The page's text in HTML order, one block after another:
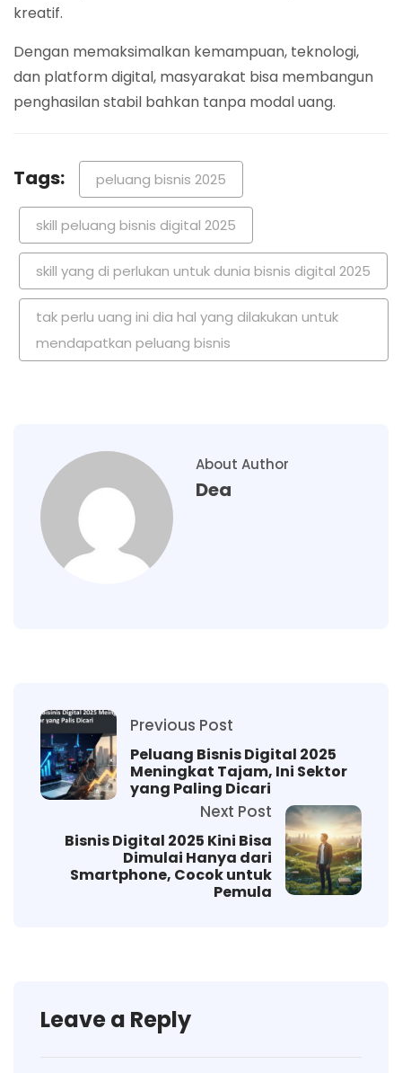
kreatif.
Dengan memaksimalkan kemampuan, teknologi,
dan platform digital, masyarakat bisa membangun
penghasilan stabil bahkan tanpa modal uang.
Tags: peluang bisnis 2025
skill peluang bisnis digital 2025
skill yang di perlukan untuk dunia bisnis digital 2025
tak perlu uang ini dia hal yang dilakukan untuk
mendapatkan peluang bisnis
About Author
Dea
Previous Post
Peluang Bisnis Digital 2025
Meningkat Tajam, Ini Sektor
yang Paling Dicari
Next Post
Bisnis Digital 2025 Kini Bisa
Dimulai Hanya dari
Smartphone, Cocok untuk
Pemula
Leave a Reply